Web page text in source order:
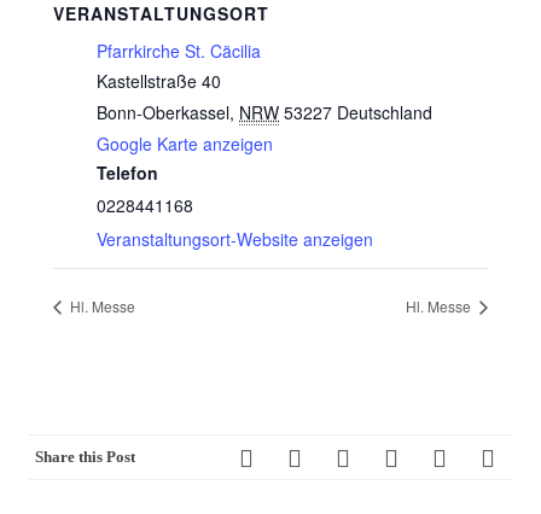
VERANSTALTUNGSORT
Pfarrkirche St. Cäcilia
Kastellstraße 40
Bonn-Oberkassel, NRW 53227 Deutschland
Google Karte anzeigen
Telefon
0228441168
Veranstaltungsort-Website anzeigen
Hl. Messe Hl. Messe
Share this Post